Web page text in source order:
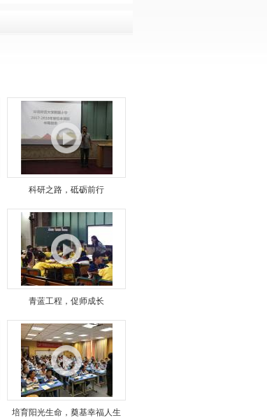
科研之路，砥砺前行
青蓝工程，促师成长
培育阳光生命，奠基幸福人生